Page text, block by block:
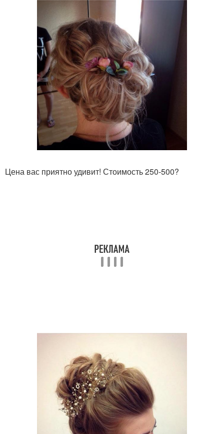
Цена вас приятно удивит! Стоимость 250-500?